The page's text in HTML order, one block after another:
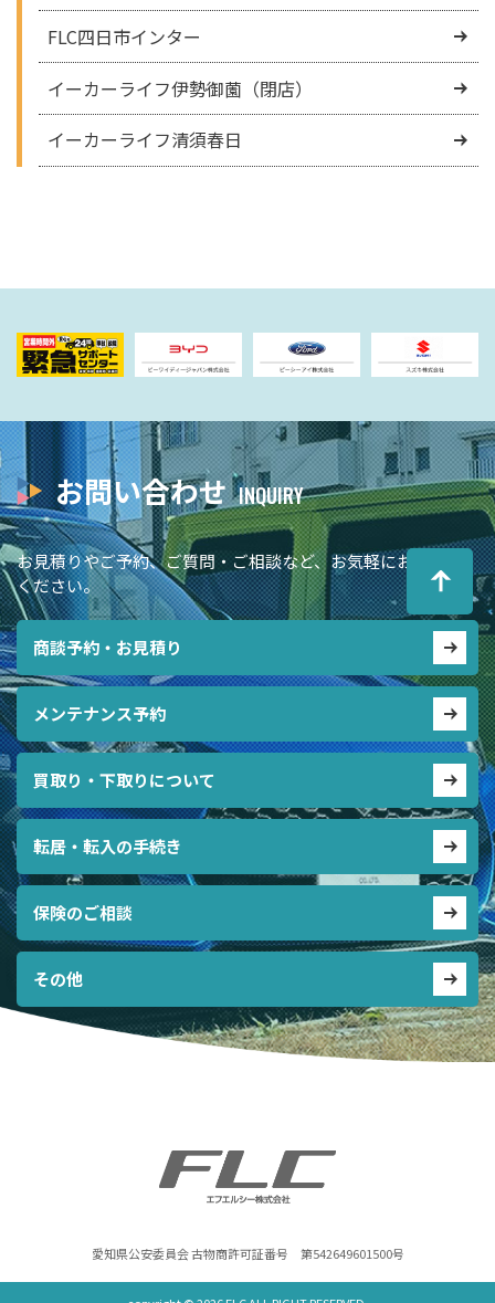
FLC四日市インター
イーカーライフ伊勢御薗（閉店）
イーカーライフ清須春日
お問い合わせ
お見積りやご予約、ご質問・ご相談など、お気軽にお問合せ
ください。
商談予約・お見積り
メンテナンス予約
買取り・下取りについて
転居・転入の手続き
保険のご相談
その他
愛知県公安委員会 古物商許可証番号 第542649601500号